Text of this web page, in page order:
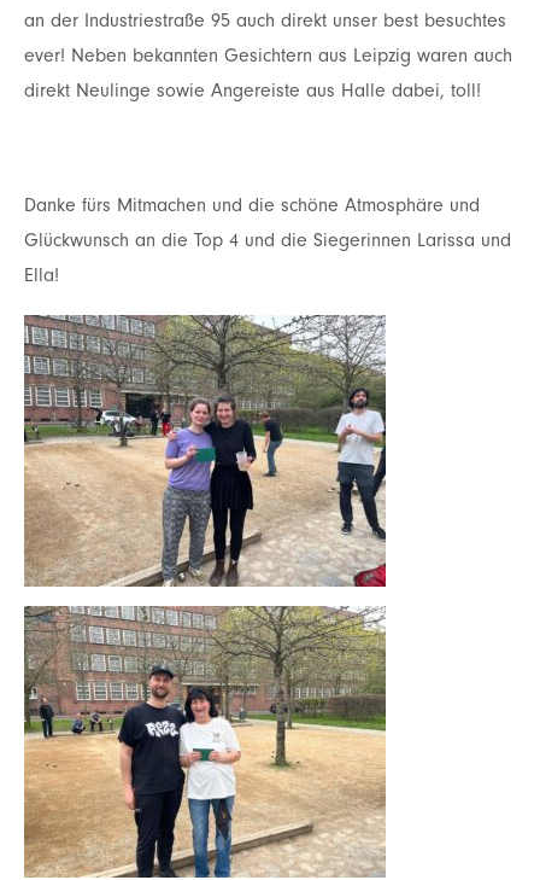
an der Industriestraße 95 auch direkt unser best besuchtes
ever! Neben bekannten Gesichtern aus Leipzig waren auch
direkt Neulinge sowie Angereiste aus Halle dabei, toll!
Danke fürs Mitmachen und die schöne Atmosphäre und
Glückwunsch an die Top 4 und die Siegerinnen Larissa und
Ella!